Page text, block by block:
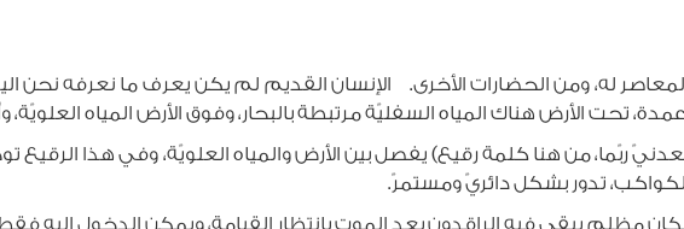
له، ومن الحضارات الأخرى. الإنسان القديم لم يكن يعرف ما نعرفه نحن
هناك المياه السفليّة مرتبطة بالبحار، وفوق الأرض المياه العلويّة،
ربّما، من هنا كلمة رقيع) يفصل بين الأرض والمياه العلويّة، وفي هذا الرقيع
تدور بشكل دائريّ ومستمرّ.